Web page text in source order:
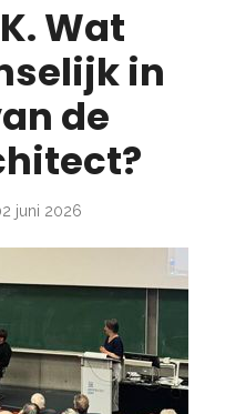
Wat
in
de
juni 2026